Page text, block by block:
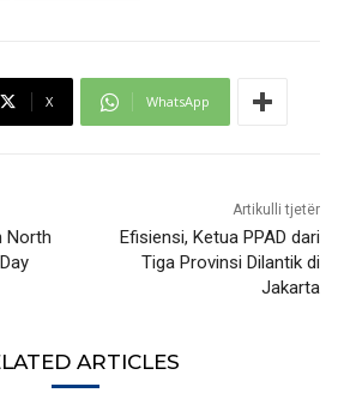
X WhatsApp
North
Artikulli tjetër
Efisiensi, Ketua PPAD dari
Tiga Provinsi Dilantik di
Jakarta
ARTICLES